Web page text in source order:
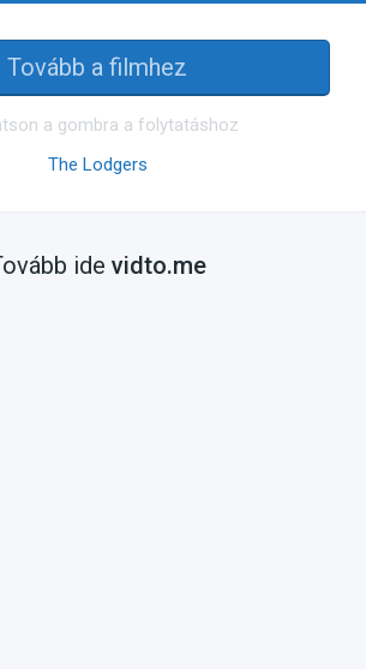
Tovább a filmhez
a gombra a folytatáshoz
The Lodgers
ide vidto.me